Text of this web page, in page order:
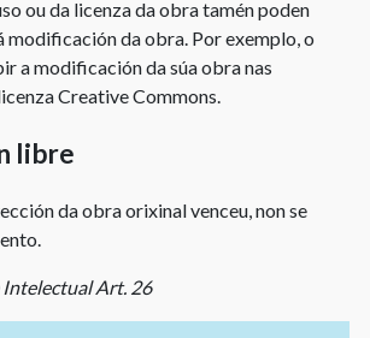
ou da licenza da obra tamén poden
modificación da obra. Por exemplo, o
a modificación da súa obra nas
Creative Commons.
libre
da obra orixinal venceu, non se
Intelectual Art. 26